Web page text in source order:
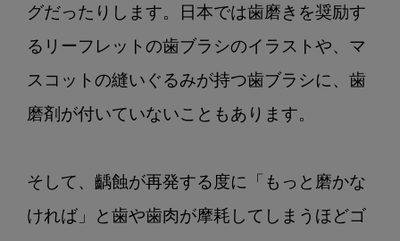
の
程
度
グだったりします。日本では歯磨きを奨励す
るリーフレットの歯ブラシのイラストや、マ
スコットの縫いぐるみが持つ歯ブラシに、歯
磨剤が付いていないこともあります。
そして、齲蝕が再発する度に「もっと磨かな
ければ」と歯や歯肉が摩耗してしまうほどゴ